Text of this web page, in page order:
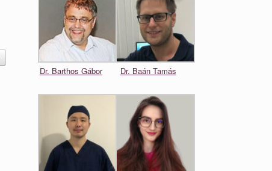
Dr. Barthos Gábor Dr. Baán Tamás